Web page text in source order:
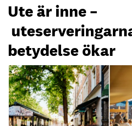
Ute är inne –
betydelse ökar
Uteservering på Dryck vinbar samt
Samuel Unéus